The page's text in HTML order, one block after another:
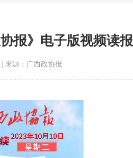
报》电子版视频读报
| 来源：广西政协报